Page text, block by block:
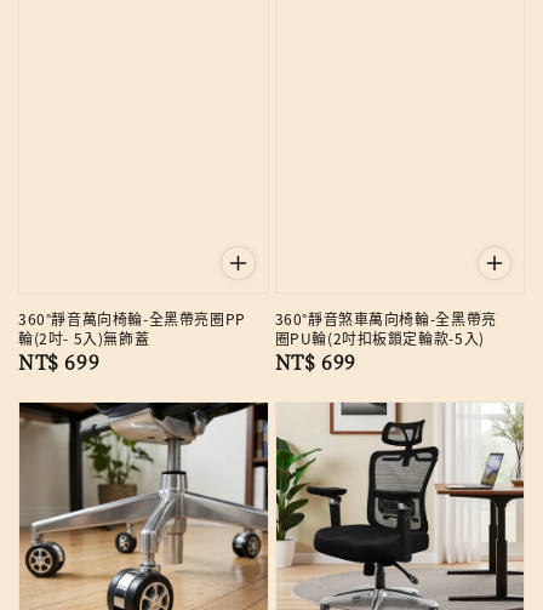
360°靜音萬向椅輪-全黑帶亮圈PP
輪(2吋- 5入)無飾蓋
Regular
NT$ 699
360°靜音煞車萬向椅輪-全黑帶亮
圈PU輪(2吋扣板鎖定輪款-5入)
Regular
NT$ 699